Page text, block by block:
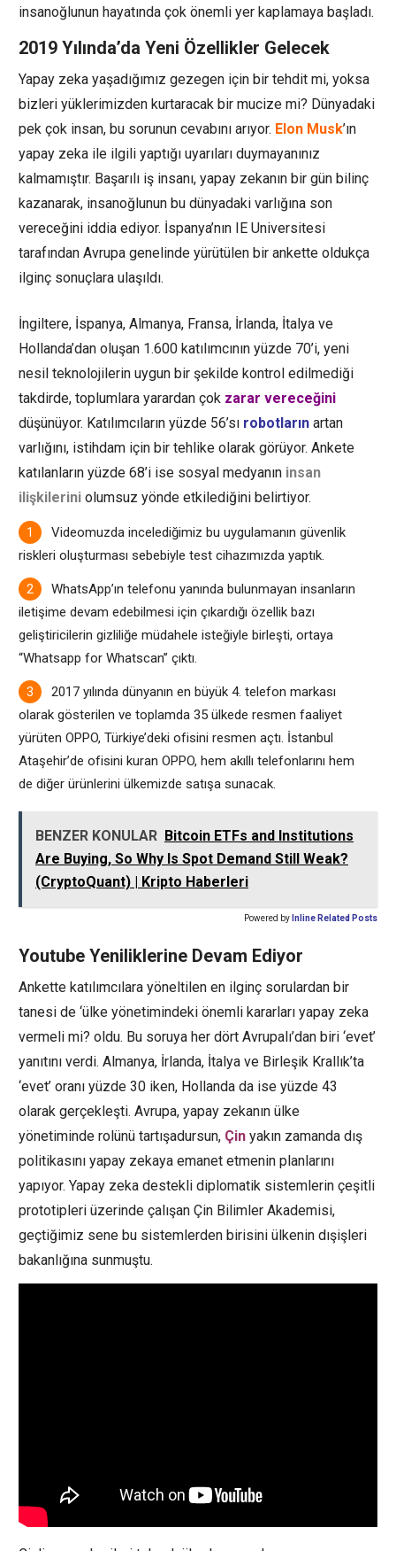
insanoğlunun hayatında çok önemli yer kaplamaya başladı.
2019 Yılında’da Yeni Özellikler Gelecek
Yapay zeka yaşadığımız gezegen için bir tehdit mi, yoksa
bizleri yüklerimizden kurtaracak bir mucize mi? Dünyadaki
pek çok insan, bu sorunun cevabını arıyor. Elon Musk’ın
yapay zeka ile ilgili yaptığı uyarıları duymayanınız
kalmamıştır. Başarılı iş insanı, yapay zekanın bir gün bilinç
kazanarak, insanoğlunun bu dünyadaki varlığına son
vereceğini iddia ediyor. İspanya’nın IE Universitesi
tarafından Avrupa genelinde yürütülen bir ankette oldukça
ilginç sonuçlara ulaşıldı.
İngiltere, İspanya, Almanya, Fransa, İrlanda, İtalya ve
Hollanda’dan oluşan 1.600 katılımcının yüzde 70’i, yeni
nesil teknolojilerin uygun bir şekilde kontrol edilmediği
takdirde, toplumlara yarardan çok zarar vereceğini
düşünüyor. Katılımcıların yüzde 56’sı robotların artan
varlığını, istihdam için bir tehlike olarak görüyor. Ankete
katılanların yüzde 68’i ise sosyal medyanın insan
ilişkilerini olumsuz yönde etkilediğini belirtiyor.
Videomuzda incelediğimiz bu uygulamanın güvenlik
riskleri oluşturması sebebiyle test cihazımızda yaptık.
WhatsApp’ın telefonu yanında bulunmayan insanların
iletişime devam edebilmesi için çıkardığı özellik bazı
geliştiricilerin gizliliğe müdahele isteğiyle birleşti, ortaya
“Whatsapp for Whatscan” çıktı.
2017 yılında dünyanın en büyük 4. telefon markası
olarak gösterilen ve toplamda 35 ülkede resmen faaliyet
yürüten OPPO, Türkiye’deki ofisini resmen açtı. İstanbul
Ataşehir’de ofisini kuran OPPO, hem akıllı telefonlarını hem
de diğer ürünlerini ülkemizde satışa sunacak.
BENZER KONULAR Bitcoin ETFs and Institutions
Are Buying, So Why Is Spot Demand Still Weak?
(CryptoQuant) | Kripto Haberleri
Powered by Inline Related Posts
Youtube Yeniliklerine Devam Ediyor
Ankette katılımcılara yöneltilen en ilginç sorulardan bir
tanesi de ‘ülke yönetimindeki önemli kararları yapay zeka
vermeli mi? oldu. Bu soruya her dört Avrupalı’dan biri ‘evet’
yanıtını verdi. Almanya, İrlanda, İtalya ve Birleşik Krallık’ta
‘evet’ oranı yüzde 30 iken, Hollanda da ise yüzde 43
olarak gerçekleşti. Avrupa, yapay zekanın ülke
yönetiminde rolünü tartışadursun, Çin yakın zamanda dış
politikasını yapay zekaya emanet etmenin planlarını
yapıyor. Yapay zeka destekli diplomatik sistemlerin çeşitli
prototipleri üzerinde çalışan Çin Bilimler Akademisi,
geçtiğimiz sene bu sistemlerden birisini ülkenin dışişleri
bakanlığına sunmuştu.